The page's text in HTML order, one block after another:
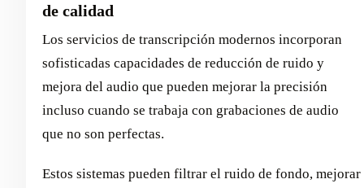
de calidad
Los servicios de transcripción modernos incorporan
sofisticadas capacidades de reducción de ruido y
mejora del audio que pueden mejorar la precisión
incluso cuando se trabaja con grabaciones de audio
que no son perfectas.
Estos sistemas pueden filtrar el ruido de fondo, mejorar